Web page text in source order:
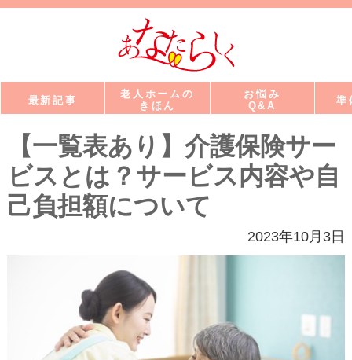
最新記事
老人ホームの
きほん
お悩み
Q&A
準
【一覧表あり】介護保険サー
ビスとは？サービス内容や自
己負担額について
2023年10月3日